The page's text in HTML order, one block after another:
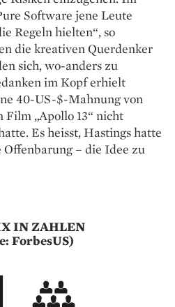
Software jene Leute
Regeln hielten“, so
die kreativen Querdenker
sich, wo-anders zu
im Kopf erhielt
40-US-$-Mahnung von
Film „Apollo 13“ nicht
Es heisst, Hastings hatte
– die Idee zu
IN ZAHLEN
ForbesUS)